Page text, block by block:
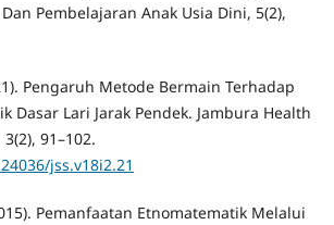
Pembelajaran Anak Usia Dini, 5(2),
Pengaruh Metode Bermain Terhadap
Dasar Lari Jarak Pendek. Jambura Health
91–102.
jss.v18i2.21
Pemanfaatan Etnomatematik Melalui